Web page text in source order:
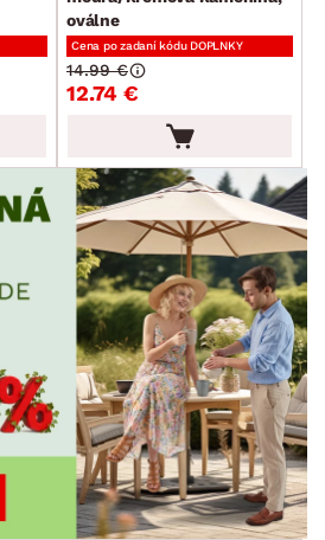
oválne
Cena po zadaní kódu DOPLNKY
12.74 €
14.99 €